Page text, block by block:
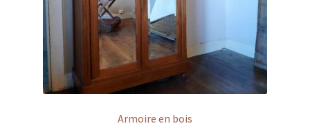
Armoire en bois